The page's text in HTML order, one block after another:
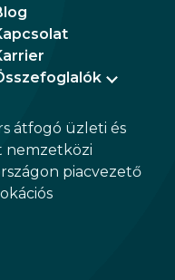
átfogó üzleti és
nemzetközi
piacvezető